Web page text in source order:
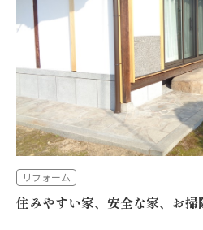
リフォーム
住みやすい家、安全な家、お掃